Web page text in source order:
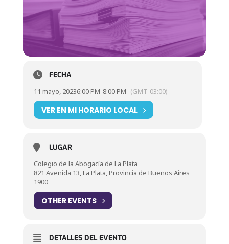
FECHA
11 mayo, 20236:00 PM-8:00 PM (GMT-03:00)
VER EN MI HORARIO LOCAL
LUGAR
Colegio de la Abogacía de La Plata
821 Avenida 13, La Plata, Provincia de Buenos Aires
1900
OTHER EVENTS
DETALLES DEL EVENTO